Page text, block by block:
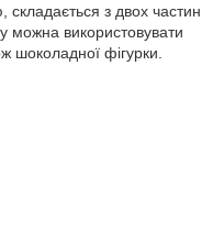
складається з двох частин
можна використовувати
шоколадної фігурки.